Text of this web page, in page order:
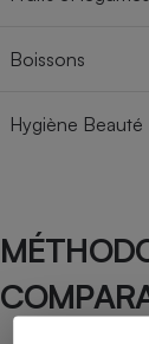
Boissons
Hygiène Beauté